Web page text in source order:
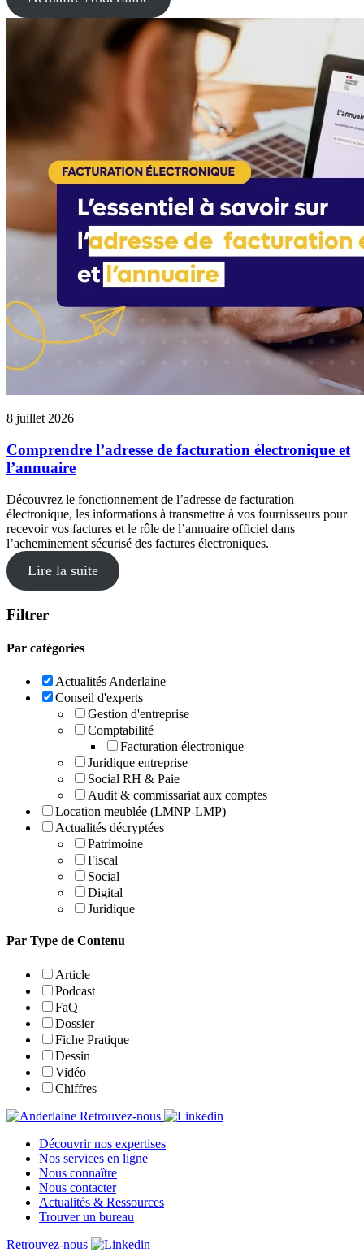
8 juillet 2026
Comprendre l’adresse de facturation électronique et
l’annuaire
Découvrez le fonctionnement de l’adresse de facturation
électronique, les informations à transmettre à vos fournisseurs pour
recevoir vos factures et le rôle de l’annuaire officiel dans
l’acheminement sécurisé des factures électroniques.
Lire la suite
Filtrer
Par catégories
Actualités Anderlaine
Conseil d'experts
Gestion d'entreprise
Comptabilité
Facturation électronique
Juridique entreprise
Social RH & Paie
Audit & commissariat aux comptes
Location meublée (LMNP-LMP)
Actualités décryptées
Patrimoine
Fiscal
Social
Digital
Juridique
Par Type de Contenu
Article
Podcast
FaQ
Dossier
Fiche Pratique
Dessin
Vidéo
Chiffres
Retrouvez-nous
Découvrir nos expertises
Nos services en ligne
Nous connaître
Nous contacter
Actualités & Ressources
Trouver un bureau
Retrouvez-nous